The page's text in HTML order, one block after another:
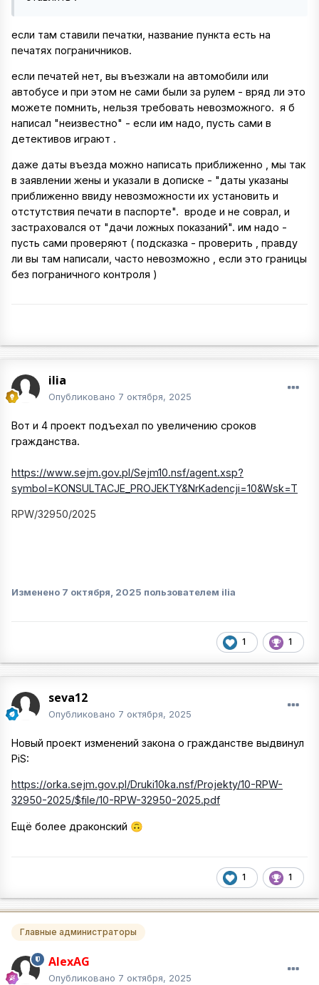
если там ставили печатки, название пункта есть на
печатях пограничников.
если печатей нет, вы въезжали на автомобили или
автобусе и при этом не сами были за рулем - вряд ли это
можете помнить, нельзя требовать невозможного. я б
написал "неизвестно" - если им надо, пусть сами в
детективов играют .
даже даты въезда можно написать приближенно , мы так
в заявлении жены и указали в дописке - "даты указаны
приближенно ввиду невозможности их установить и
отстутствия печати в паспорте". вроде и не соврал, и
застраховался от "дачи ложных показаний". им надо -
пусть сами проверяют ( подсказка - проверить , правду
ли вы там написали, часто невозможно , если это границы
без пограничного контроля )
ilia
Опубликовано 7 октября, 2025
Вот и 4 проект подъехал по увеличению сроков
гражданства.
https://www.sejm.gov.pl/Sejm10.nsf/agent.xsp?
symbol=KONSULTACJE_PROJEKTY&NrKadencji=10&Wsk=T
RPW/32950/2025
Изменено 7 октября, 2025 пользователем ilia
1 1
seva12
Опубликовано 7 октября, 2025
Новый проект изменений закона о гражданстве выдвинул
PiS:
https://orka.sejm.gov.pl/Druki10ka.nsf/Projekty/10-RPW-
32950-2025/$file/10-RPW-32950-2025.pdf
Ещё более драконский 🙃
1 1
Главные администраторы
AlexAG
Опубликовано 7 октября, 2025